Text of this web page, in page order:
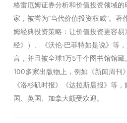
格雷厄姆证券分析和价值投资领域
家，被誉为“当代价值投资权威”。著
姆经典投资策略：让价值投资更容
经》）、《沃伦·巴菲特如是说》等
言，并且被全球1万5千个图书馆馆
100多家出版物上，例如《新闻周刊
《洛杉矶时报》《达拉斯晨报》等
国、英国、加拿大颇受欢迎。